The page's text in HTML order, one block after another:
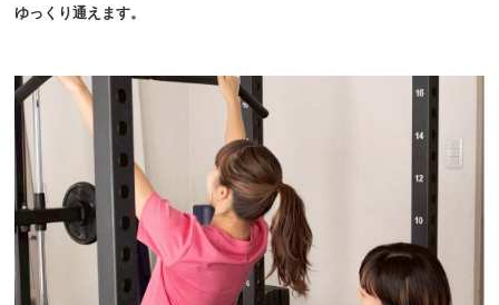
ゆっくり通えます。